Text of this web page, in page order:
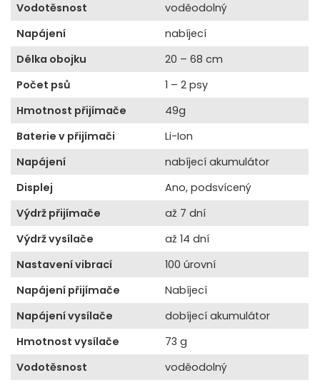
Vodotěsnost
voděodolný
Napájení
nabíjecí
Délka obojku
20 – 68 cm
Počet psů
1 – 2 psy
Hmotnost přijímače
49g
Baterie v přijímači
Li-Ion
Napájení
nabíjecí akumulátor
Displej
Ano, podsvícený
Výdrž přijímače
až 7 dní
Výdrž vysílače
až 14 dní
Nastavení vibrací
100 úrovní
Napájení přijímače
Nabíjecí
Napájení vysílače
dobíjecí akumulátor
Hmotnost vysílače
73 g
Vodotěsnost
voděodolný